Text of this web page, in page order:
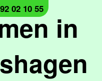
in
02 10 55